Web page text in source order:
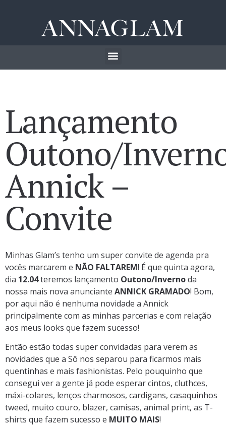
Lançamento
Outono/
Annick –
Convite
Minhas Glam’s tenho um super convite de agenda pra
vocês marcarem e NÃO FALTAREM! É que quinta agora,
dia 12.04teremos lançamento Outono/Invernoda
nossa mais nova anunciante ANNICK GRAMADO! Bom,
por aqui não é nenhuma novidade a Annick
principalmente com as minhas parcerias e com relação
aos meus looks que fazem sucesso!
Então estão todas super convidadas para verem as
novidades que a Sô nos separou para ficarmos mais
quentinhas e mais fashionistas. Pelo pouquinho que
consegui ver a gente já pode esperar cintos, cluthces,
máxi-colares, lenços charmosos, cardigans, casaquinhos
tweed, muito couro, blazer, camisas, animal print, as T-
shirts que fazem sucesso e MUITO MAIS!